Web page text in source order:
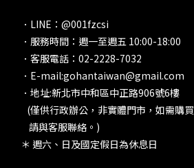
．LINE：@001fzcsi
．服務時間：週一至週五 10:00-18:00
．客服電話：02-2228-7032
．E-mail:gohantaiwan@gmail.com
．地址:新北市中和區中正路906號6樓
(僅供行政辦公，非實體門市，如需購買
請與客服聯絡。)
＊ 週六、日及國定假日為休息日